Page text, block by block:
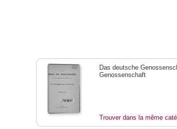
Das deutsche
Genossenschaft
Trouver dans la même